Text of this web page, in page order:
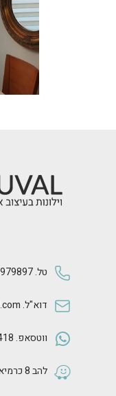
טל. 077-9979897
דוא"ל. tuvalnet@gmail.com
ווטסאפ. 054-774-1418
להב 8 כרמיאל - הגעה בתאום מראש